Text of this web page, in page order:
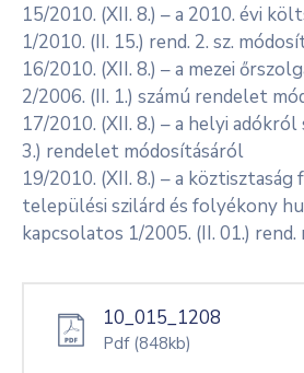
15/2010. (XII. 8.) – a 2010. évi
1/2010. (II. 15.) rend. 2. sz.
16/2010. (XII. 8.) – a mezei
2/2006. (II. 1.) számú rendelet
17/2010. (XII. 8.) – a helyi
3.) rendelet módosításáról
19/2010. (XII. 8.) – a
települési szilárd és folyékony
kapcsolatos 1/2005. (II. 01.)
10_015_1208
Pdf (848kb)